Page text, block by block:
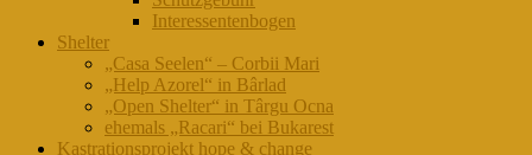
Interessentenbogen
Shelter
„Casa Seelen“ – Corbii Mari
„Help Azorel“ in Bârlad
„Open Shelter“ in Târgu Ocna
ehemals „Racari“ bei Bukarest
Kastrationsprojekt hope & change